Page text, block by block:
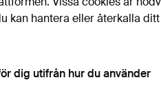
kan hantera eller återkalla ditt
dig utifrån hur du använder